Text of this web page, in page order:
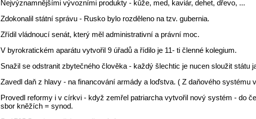
Nejvýznamnějšími vývozními produkty - kůže, med, kaviár, dehet, dřevo, ...
Zdokonalil státní správu - Rusko bylo rozděleno na tzv. gubernia.
Zřídil vládnoucí senát, který měl administrativní a právní moc.
V byrokratickém aparátu vytvořil 9 úřadů a řídilo je 11- ti členné kolegium.
Snažil se odstranit zbytečného člověka - každý šlechtic je nucen sloužit státu
Zavedl daň z hlavy - na financování armády a loďstva. ( Z daňového systému
Provedl reformy i v církvi - když zemřel patriarcha vytvořil nový systém - do
sbor kněžích = synod.